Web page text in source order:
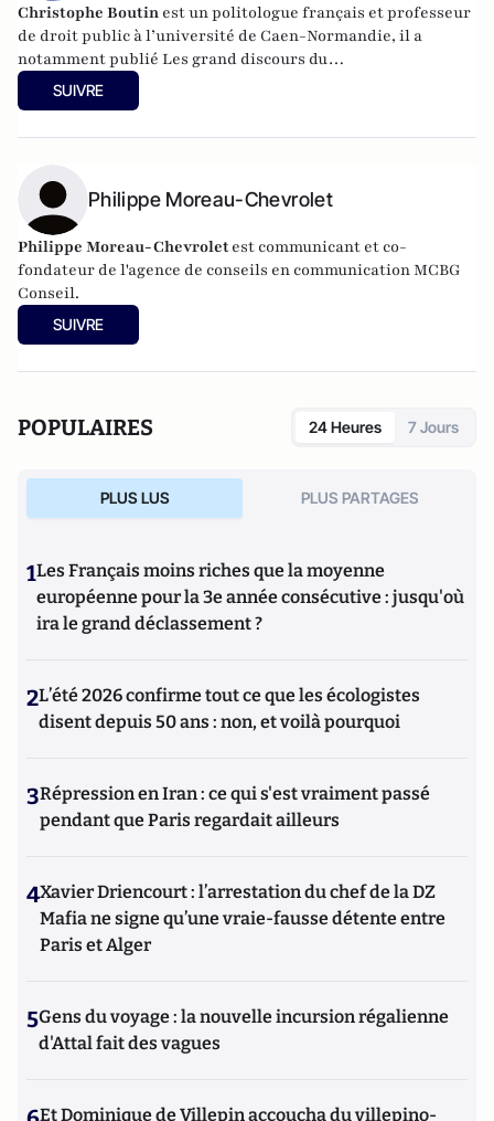
Christophe Boutin est un politologue français et professeur
de droit public à l’université de Caen-Normandie, il a
notamment publié Les grand discours du
XXe siècle(Flammarion 2009) et co-dirigé
du conservatisme
SUIVRE
Philippe Moreau-Chevrolet
Philippe Moreau-Chevroletest communicant et co-
fondateur de l'agence de conseils en communicationMCBG
Conseil.
SUIVRE
POPULAIRES 24 Heures 7 Jours
PLUS LUS PLUS PARTAGES
1Les Français moins riches que la moyenne
européenne pour la 3e année consécutive : jusqu'où
ira le grand déclassement ?
2L’été 2026 confirme tout ce que les écologistes
disent depuis 50 ans : non, et voilà pourquoi
3Répression en Iran : ce qui s'est vraiment passé
pendant que Paris regardait ailleurs
4Xavier Driencourt : l’arrestation du chef de la DZ
Mafia ne signe qu’une vraie-fausse détente entre
Paris et Alger
5Gens du voyage : la nouvelle incursion régalienne
d'Attal fait des vagues
Et Dominique de Villepin accoucha du villepino-